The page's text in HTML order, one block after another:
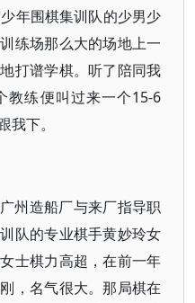
年围棋集训队的少男少
练场那么大的场地上一
打谱学棋。听了陪同我
教练便叫过来一个15-6
下。
州造船厂与来厂指导职
队的专业棋手黄妙玲女
士棋力高超，在前一年
，名气很大。那局棋在